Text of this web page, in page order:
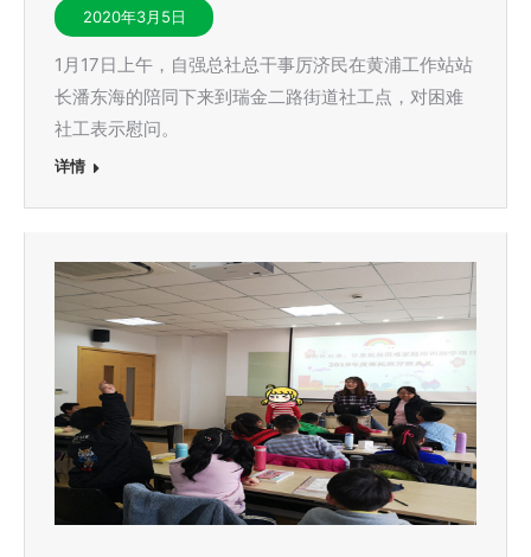
2020年3月5日
1月17日上午，自强总社总干事厉济民在黄浦工作站站
长潘东海的陪同下来到瑞金二路街道社工点，对困难
社工表示慰问。
详情